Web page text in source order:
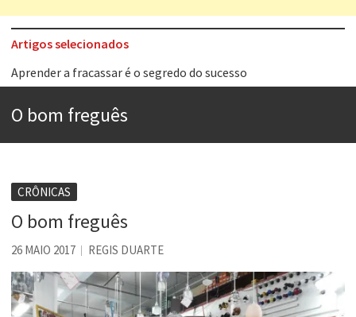
Artigos selecionados
Aprender a fracassar é o segredo do sucesso
Esse tal de Rock Gaúcho
Voto obrigatório é correto?
Se queres salvar o mundo, o veganismo não é a resposta
Tem que filmar isso daí
A construção da urbanidade
O bom freguês
CRÔNICAS
O bom freguês
26 MAIO 2017 REGIS DUARTE